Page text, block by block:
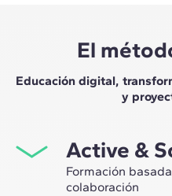
El
Educación digital,
y
Active &
Formación
colaboración